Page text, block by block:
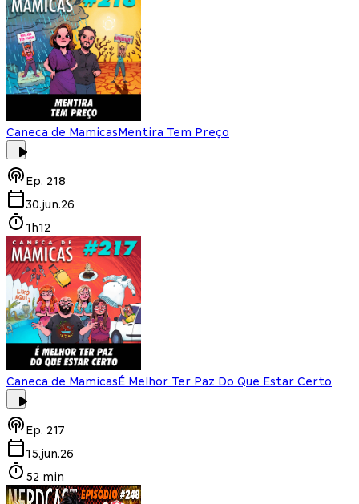
Caneca de MamicasMentira Tem Preço
Ep. 218
30.jun.26
1h12
Caneca de MamicasÉ Melhor Ter Paz Do Que Estar Certo
Ep. 217
15.jun.26
52 min